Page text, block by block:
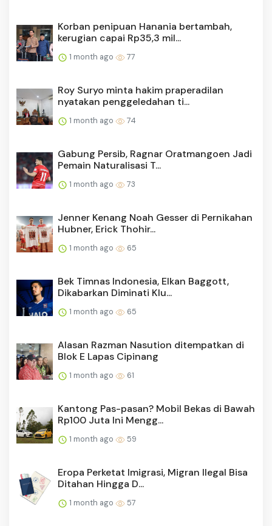
Korban penipuan Hanania bertambah,
kerugian capai Rp35,3 mil...
1 month ago 77
Roy Suryo minta hakim praperadilan
nyatakan penggeledahan ti...
1 month ago 74
Gabung Persib, Ragnar Oratmangoen Jadi
Pemain Naturalisasi T...
1 month ago 73
Jenner Kenang Noah Gesser di Pernikahan
Hubner, Erick Thohir...
1 month ago 65
Bek Timnas Indonesia, Elkan Baggott,
Dikabarkan Diminati Klu...
1 month ago 65
Alasan Razman Nasution ditempatkan di
Blok E Lapas Cipinang
1 month ago 61
Kantong Pas-pasan? Mobil Bekas di Bawah
Rp100 Juta Ini Mengg...
1 month ago 59
Eropa Perketat Imigrasi, Migran Ilegal Bisa
Ditahan Hingga D...
1 month ago 57